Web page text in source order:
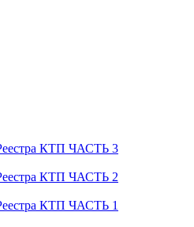
КТП ЧАСТЬ 3
КТП ЧАСТЬ 2
КТП ЧАСТЬ 1